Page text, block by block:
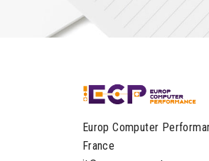
Europ Computer
France